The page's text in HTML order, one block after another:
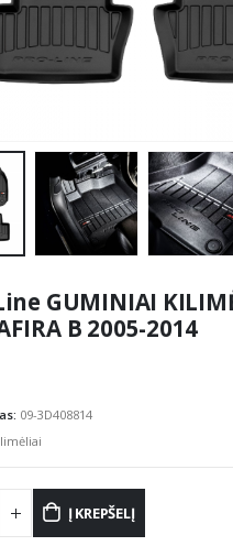
GUMINIAI
B 2005-2014
09-3D408814
Į KREPŠELĮ